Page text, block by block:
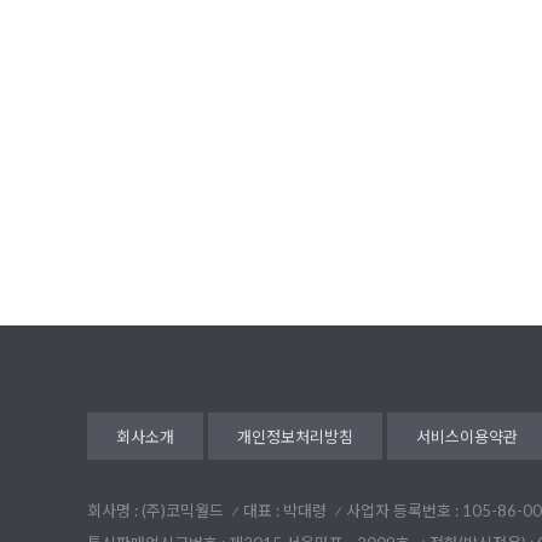
회사소개 개인정보처리방침 서비스이용약관
회사명 : (주)코믹월드 대표 : 박대령
사업자 등록번호 : 105-86-